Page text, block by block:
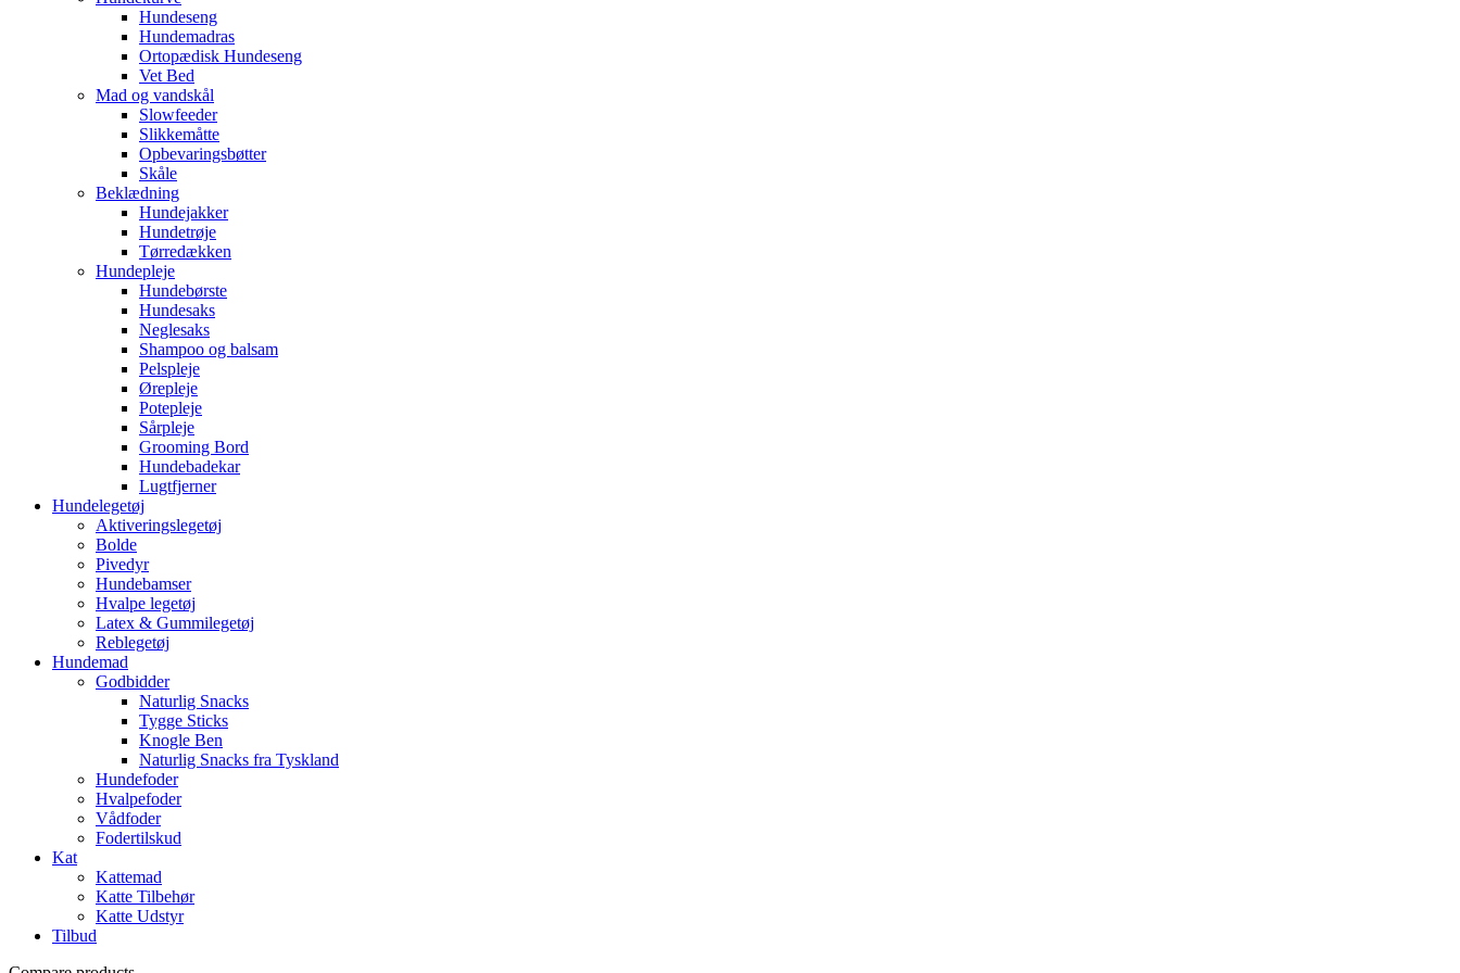
Hundeseng
Hundemadras
Ortopædisk Hundeseng
Vet Bed
Mad og vandskål
Slowfeeder
Slikkemåtte
Opbevaringsbøtter
Skåle
Beklædning
Hundejakker
Hundetrøje
Tørredækken
Hundepleje
Hundebørste
Hundesaks
Neglesaks
Shampoo og balsam
Pelspleje
Ørepleje
Potepleje
Sårpleje
Grooming Bord
Hundebadekar
Lugtfjerner
Hundelegetøj
Aktiveringslegetøj
Bolde
Pivedyr
Hundebamser
Hvalpe legetøj
Latex & Gummilegetøj
Reblegetøj
Hundemad
Godbidder
Naturlig Snacks
Tygge Sticks
Knogle Ben
Naturlig Snacks fra Tyskland
Hundefoder
Hvalpefoder
Vådfoder
Fodertilskud
Kat
Kattemad
Katte Tilbehør
Katte Udstyr
Tilbud